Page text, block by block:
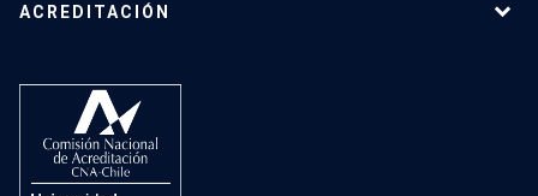
ACREDITACIÓN